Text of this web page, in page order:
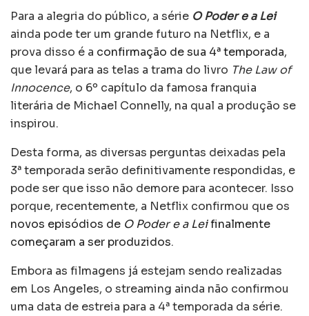
Para a alegria do público, a série O Poder e a Lei
ainda pode ter um grande futuro na Netflix, e a
prova disso é a confirmação de sua 4ª temporada,
que levará para as telas a trama do livro The Law of
Innocence, o 6º capítulo da famosa franquia
literária de Michael Connelly, na qual a produção se
inspirou.
Desta forma, as diversas perguntas deixadas pela
3ª temporada serão definitivamente respondidas, e
pode ser que isso não demore para acontecer. Isso
porque, recentemente, a Netflix confirmou que os
novos episódios de O Poder e a Leifinalmente
começaram a ser produzidos.
Embora as filmagens já estejam sendo realizadas
em Los Angeles, o streaming ainda não confirmou
uma data de estreia para a 4ª temporada da série.